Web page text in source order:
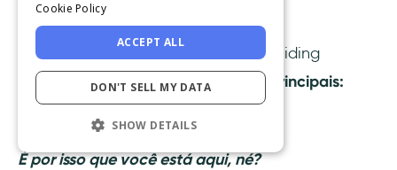
momento “Aha!”
E é exatamente isso o que a UserGuiding
oferece.
Abaixo estão os recursos principais:
👉 Guias interativos
É por isso que você está aqui, né?
Cookie Policy
ACCEPT ALL
DON'T SELL MY DATA
SHOW DETAILS